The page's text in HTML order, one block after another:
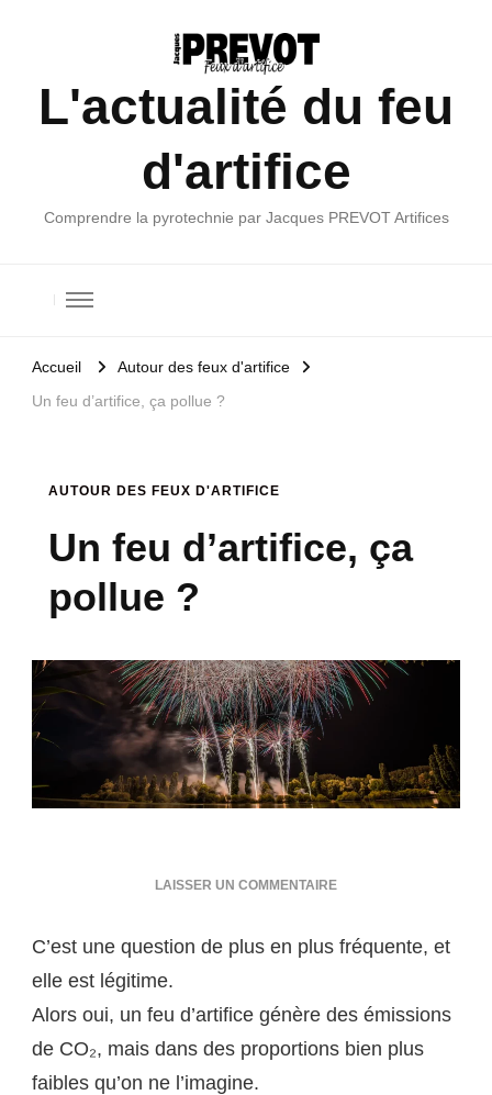
L'actualité du feu
d'artifice
Comprendre la pyrotechnie par Jacques PREVOT Artifices
Accueil
Autour des feux d'artifice
Un feu d’artifice, ça pollue ?
AUTOUR DES FEUX D'ARTIFICE
Un feu d’artifice, ça
pollue ?
LAISSER UN COMMENTAIRESUR
D’ARTIFICE,
?
C’est une question de plus en plus fréquente, et
elle est légitime.
Alors oui, un feu d’artifice génère des émissions
de CO₂, mais dans des proportions bien plus
faibles qu’on ne l’imagine.